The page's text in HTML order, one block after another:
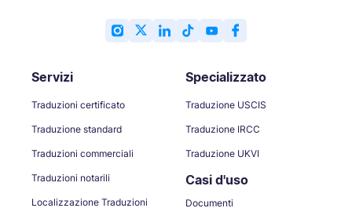
Servizi
Traduzioni certificato
Traduzione standard
Traduzioni commerciali
Traduzioni notarili
Localizzazione Traduzioni
Specializzato
Traduzione USCIS
Traduzione IRCC
Traduzione UKVI
Casi d'uso
Documenti